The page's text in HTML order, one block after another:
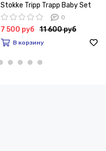
Stokke Tripp Trapp Baby Set
(Fjord blue)
0
7 500 руб 11 600 руб
В корзину